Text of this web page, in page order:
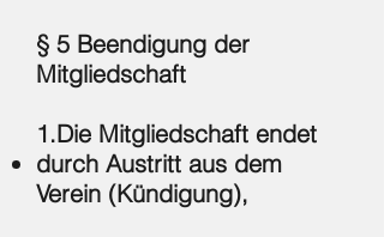
§ 5 Beendigung der
Mitgliedschaft
1.Die Mitgliedschaft endet
durch Austritt aus dem
Verein (Kündigung),